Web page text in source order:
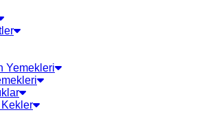
Yemekleri